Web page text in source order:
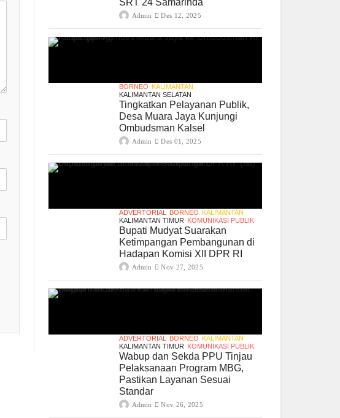
Admin Des 12, 2025
BORNEO KALIMANTAN
KALIMANTAN SELATAN
Tingkatkan Pelayanan Publik,
Desa Muara Jaya Kunjungi
Ombudsman Kalsel
Admin Des 01, 2025
ADVERTORIAL BORNEO KALIMANTAN
KALIMANTAN TIMUR KOMUNIKASI PUBLIK
Bupati Mudyat Suarakan
Ketimpangan Pembangunan di
Hadapan Komisi XII DPR RI
Admin Nov 27, 2025
ADVERTORIAL BORNEO KALIMANTAN
KALIMANTAN TIMUR KOMUNIKASI PUBLIK
Wabup dan Sekda PPU Tinjau
Pelaksanaan Program MBG,
Pastikan Layanan Sesuai
Standar
Admin Nov 26, 2025